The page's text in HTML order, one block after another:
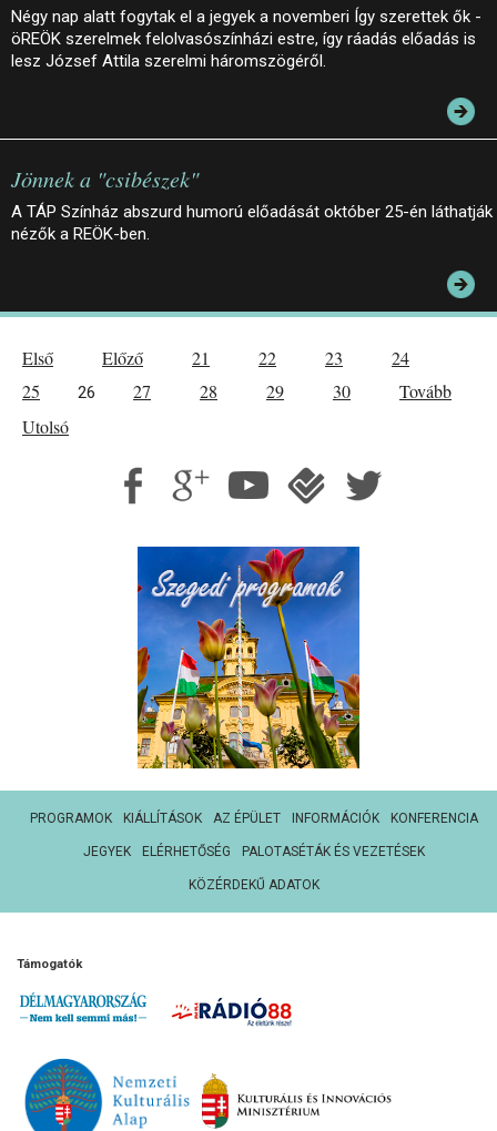
Négy nap alatt fogytak el a jegyek a novemberi Így szerettek ők -
öREÖK szerelmek felolvasószínházi estre, így ráadás előadás is
lesz József Attila szerelmi háromszögéről.
Jönnek a "csibészek"
A TÁP Színház abszurd humorú előadását október 25-én láthatják
nézők a REÖK-ben.
Első Előző 21 22 23
24
25
26 27 28 29 30
Tovább
Utolsó
PROGRAMOK KIÁLLÍTÁSOK AZ ÉPÜLET INFORMÁCIÓK KONFERENCIA
JEGYEK ELÉRHETŐSÉG PALOTASÉTÁK ÉS VEZETÉSEK
KÖZÉRDEKŰ ADATOK
Támogatók